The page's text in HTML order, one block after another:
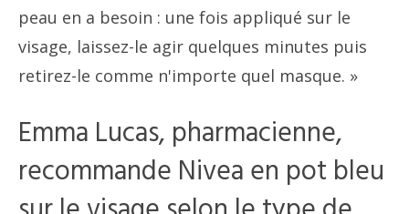
peau en a besoin : une fois appliqué sur le
visage, laissez-le agir quelques minutes puis
retirez-le comme n'importe quel masque. »
Emma Lucas, pharmacienne,
recommande Nivea en pot bleu